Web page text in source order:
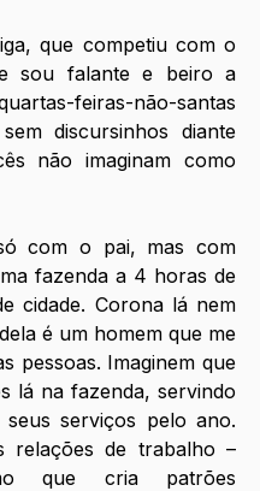
que competiu com o
sou falante e beiro a
feiras-não-santas
discursinhos diante
não imaginam como
com o pai, mas com
fazenda a 4 horas de
cidade. Corona lá nem
é um homem que me
pessoas. Imaginem que
lá na fazenda, servindo
serviços pelo ano.
relações de trabalho –
que cria patrões